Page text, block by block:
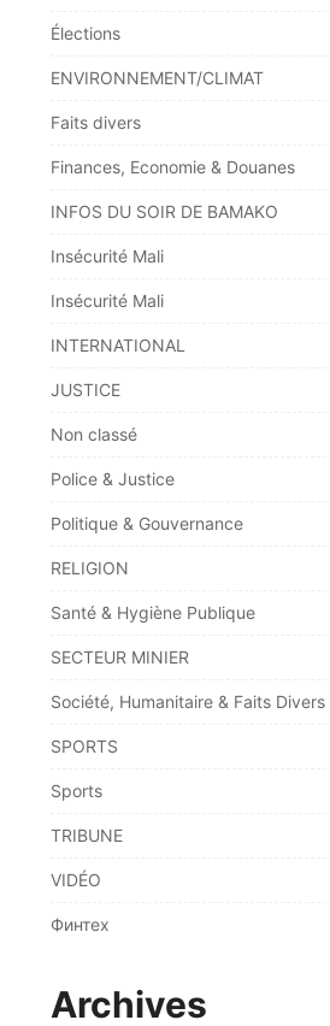
Élections
ENVIRONNEMENT/CLIMAT
Faits divers
Finances, Economie & Douanes
INFOS DU SOIR DE BAMAKO
Insécurité Mali
Insécurité Mali
INTERNATIONAL
JUSTICE
Non classé
Police & Justice
Politique & Gouvernance
RELIGION
Santé & Hygiène Publique
SECTEUR MINIER
Société, Humanitaire & Faits Divers
SPORTS
Sports
TRIBUNE
VIDÉO
Финтех
Archives